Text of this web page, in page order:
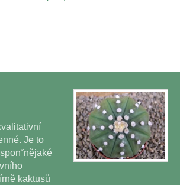
Je to
kaktusů